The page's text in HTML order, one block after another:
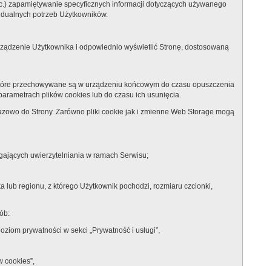
zapamiętywanie specyficznych informacji dotyczących używanego
potrzeb Użytkowników.
Użytkownika i odpowiednio wyświetlić Stronę, dostosowaną
przechowywane są w urządzeniu końcowym do czasu opuszczenia
plików cookies lub do czasu ich usunięcia.
do Strony. Zarówno pliki cookie jak i zmienne Web Storage mogą
uwierzytelniania w ramach Serwisu;
lub regionu, z którego Użytkownik pochodzi, rozmiaru czcionki,
prywatności w sekci „Prywatność i usługi”,
cookies”,